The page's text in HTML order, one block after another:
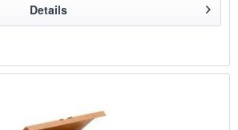
Details